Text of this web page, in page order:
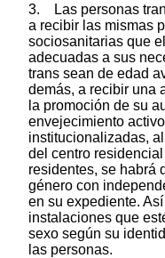
3. Las personas
a recibir las mismas
sociosanitarias que
adecuadas a sus
trans sean de edad
demás, a recibir una
la promoción de su
envejecimiento
institucionalizadas,
del centro
residentes, se habrá
género con
en su expediente.
instalaciones que
sexo según su
las personas.